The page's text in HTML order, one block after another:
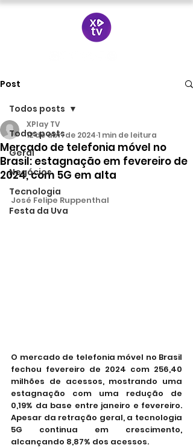
Post
Todos posts
Geral
Negócios
Tecnologia
Festa da Uva
Todos posts
Mercado de telefonia móvel no
Brasil: estagnação em fevereiro de
2024, com 5G em alta
XPlay TV
12 de abr. de 2024 1 min de leitura
José Felipe Ruppenthal
O mercado de telefonia móvel no Brasil
fechou fevereiro de 2024 com 256,40
milhões de acessos, mostrando uma
estagnação com uma redução de
0,19% da base entre janeiro e fevereiro.
Apesar da retração geral, a tecnologia
5G continua em crescimento,
alcançando 8,87% dos acessos.